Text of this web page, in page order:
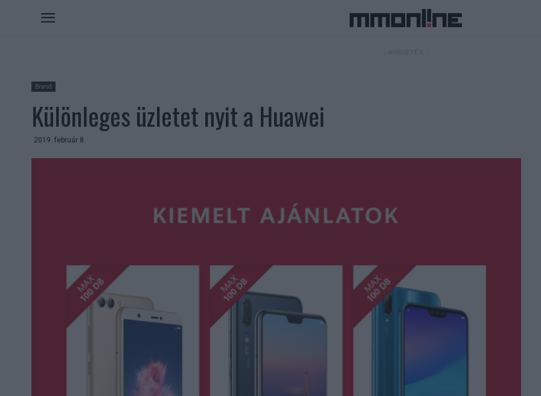
Brand
Különleges üzletet nyit a Huawei
2019. február 8.